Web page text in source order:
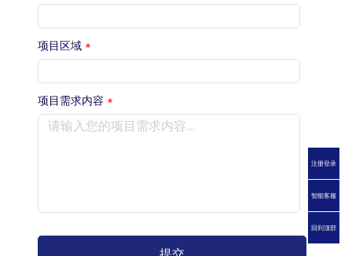
项目区域 *
项目需求内容 *
注册登录
智能客服
回到顶部